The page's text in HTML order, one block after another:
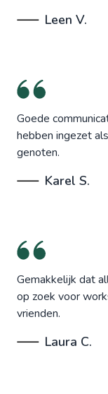
Leen V.
Goede
hebben ingezet
genoten.
Karel S.
Gemakkelijk dat
op zoek voor
vrienden.
Laura C.